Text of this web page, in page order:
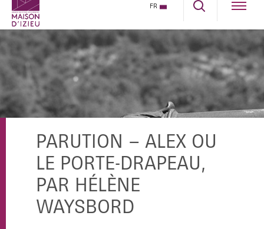
FR
PARUTION – ALEX OU
LE PORTE-DRAPEAU,
PAR HÉLÈNE
WAYSBORD